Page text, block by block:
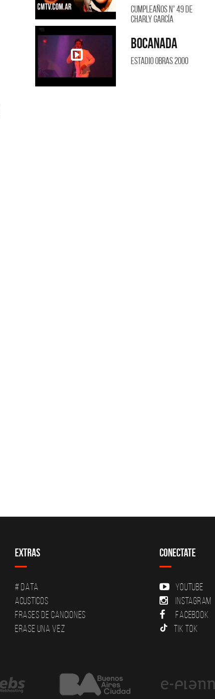
Cumpleaños N° 49 de
Charly García
Bocanada
Estadio Obras 2000
Extras
# DATA
Acusticos
Frases de canciones
Erase una vez
Conectate
YouTube
Instagram
Facebook
Tik Tok